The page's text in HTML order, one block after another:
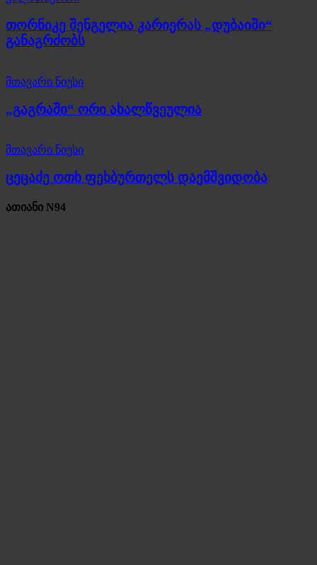
თორნიკე შენგელია კარიერას „დუბაიში“
განაგრძობს
მთავარი ნიუსი
„გაგრაში“ ორი ახალწვეულია
მთავარი ნიუსი
ცეცაძე ოთხ ფეხბურთელს დაემშვიდობა
ათიანი N94